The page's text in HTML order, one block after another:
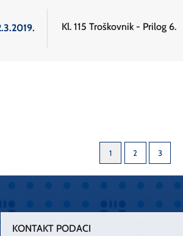
Kl. 115 Troškovnik - Prilog 6.
1 2 3
KONTAKT PODACI